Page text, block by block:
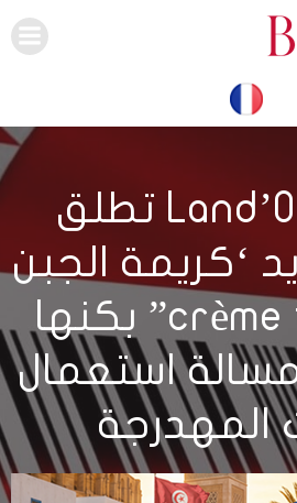
علامة Land’Or تطلق
‘كريمة الجبن
crème fromage” بكنها
استعمال
المهدرجة